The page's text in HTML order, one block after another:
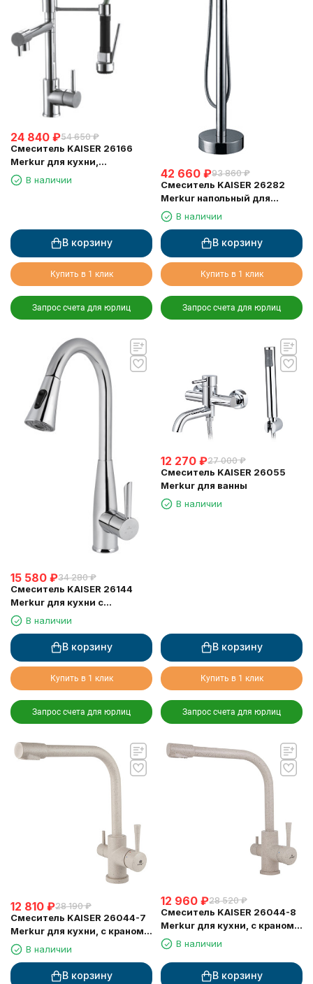
24 840 ₽54 650 ₽
Смеситель KAISER 26166
Merkur для кухни,
поворотный, выдвижной
(шланг 0013)
В наличии
В корзину
Купить в 1 клик
Запрос счета для юрлиц
42 660 ₽93 860 ₽
Смеситель KAISER 26282
Merkur напольный для
ванны, Хром
В наличии
В корзину
Купить в 1 клик
Запрос счета для юрлиц
15 580 ₽34 280 ₽
Смеситель KAISER 26144
Merkur для кухни с
выдвижной лейкой
В наличии
В корзину
Купить в 1 клик
Запрос счета для юрлиц
12 270 ₽27 000 ₽
Смеситель KAISER 26055
Merkur для ванны
В наличии
В корзину
Купить в 1 клик
Запрос счета для юрлиц
12 810 ₽28 190 ₽
Смеситель KAISER 26044-7
Merkur для кухни, с краном
для питьевой воды,
бежевый мрамор
В наличии
В корзину
12 960 ₽28 520 ₽
Смеситель KAISER 26044-8
Merkur для кухни, с краном
для питьевой воды,
песочный
В наличии
В корзину